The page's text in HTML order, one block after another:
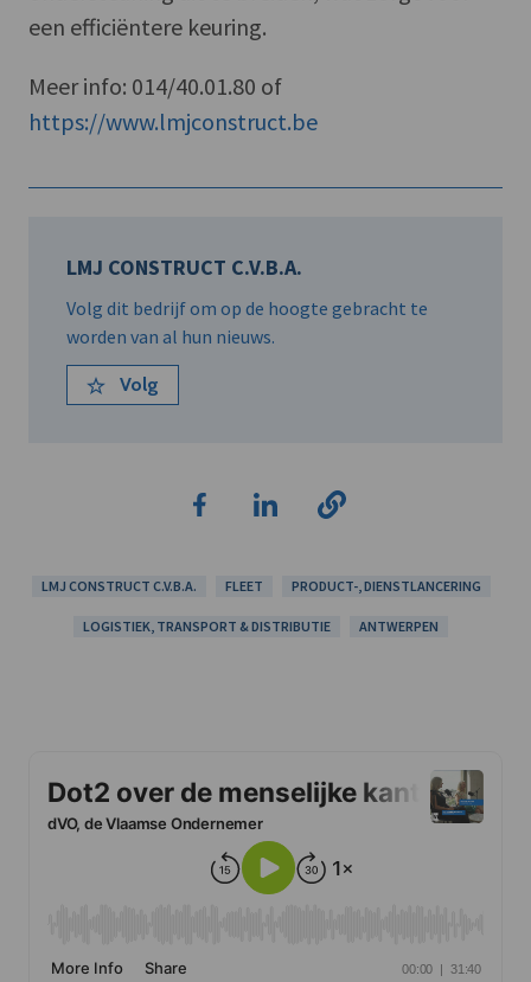
een efficiëntere keuring.
Meer info: 014/40.01.80 of
https://www.lmjconstruct.be
LMJ CONSTRUCT C.V.B.A.
Volg dit bedrijf om op de hoogte gebracht te
worden van al hun nieuws.
Volg
LMJ CONSTRUCT C.V.B.A. FLEET PRODUCT-, DIENSTLANCERING
LOGISTIEK, TRANSPORT & DISTRIBUTIE ANTWERPEN